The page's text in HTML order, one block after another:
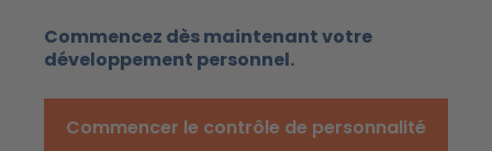
Commencez dès maintenant votre
développement personnel.
Commencer le contrôle de personnalité